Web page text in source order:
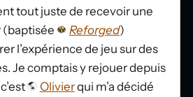
tout juste de recevoir une
(baptisée
Reforged)
l’expérience de jeu sur des
Je comptais y rejouer depuis
Olivierqui m’a décidé